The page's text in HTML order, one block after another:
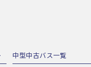
中型中古バス一覧